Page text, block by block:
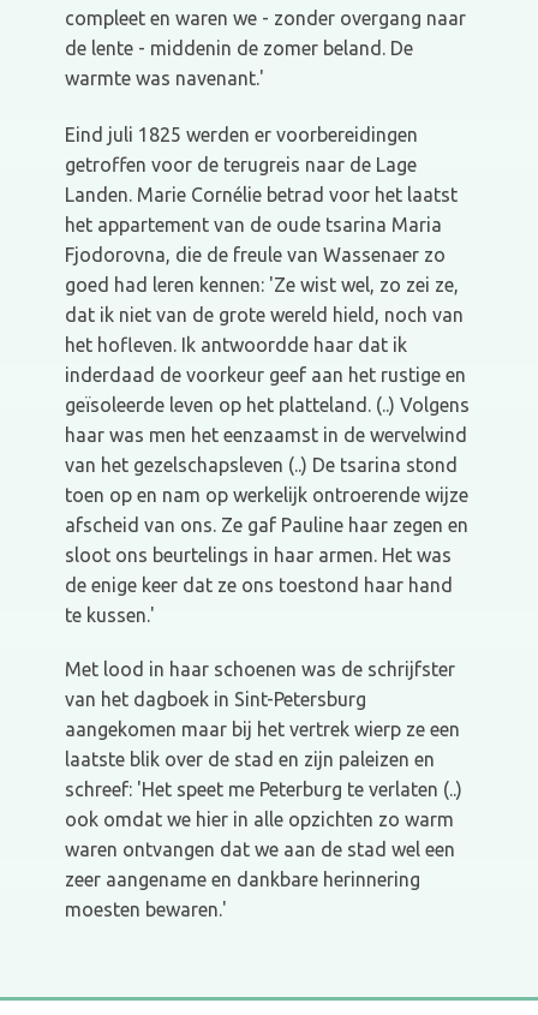
compleet en waren we - zonder overgang naar
de lente - middenin de zomer beland. De
warmte was navenant.'
Eind juli 1825 werden er voorbereidingen
getroffen voor de terugreis naar de Lage
Landen. Marie Cornélie betrad voor het laatst
het appartement van de oude tsarina Maria
Fjodorovna, die de freule van Wassenaer zo
goed had leren kennen: 'Ze wist wel, zo zei ze,
dat ik niet van de grote wereld hield, noch van
het hofleven. Ik antwoordde haar dat ik
inderdaad de voorkeur geef aan het rustige en
geïsoleerde leven op het platteland. (..) Volgens
haar was men het eenzaamst in de wervelwind
van het gezelschapsleven (..) De tsarina stond
toen op en nam op werkelijk ontroerende wijze
afscheid van ons. Ze gaf Pauline haar zegen en
sloot ons beurtelings in haar armen. Het was
de enige keer dat ze ons toestond haar hand
te kussen.'
Met lood in haar schoenen was de schrijfster
van het dagboek in Sint-Petersburg
aangekomen maar bij het vertrek wierp ze een
laatste blik over de stad en zijn paleizen en
schreef: 'Het speet me Peterburg te verlaten (..)
ook omdat we hier in alle opzichten zo warm
waren ontvangen dat we aan de stad wel een
zeer aangename en dankbare herinnering
moesten bewaren.'